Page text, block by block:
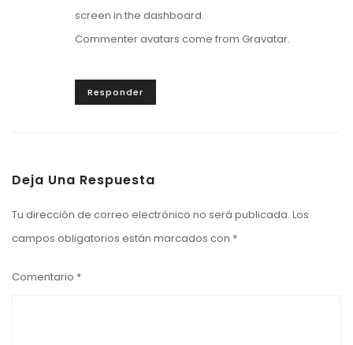
screen in the dashboard.
Commenter avatars come from Gravatar.
Responder
Deja Una Respuesta
Tu dirección de correo electrónico no será publicada. Los
campos obligatorios están marcados con *
Comentario *